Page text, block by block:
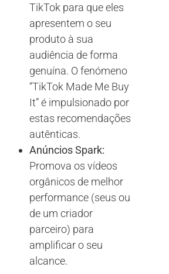
TikTok para que eles
apresentem o seu
produto à sua
audiência de forma
genuína. O fenómeno
“TikTok Made Me Buy
It” é impulsionado por
estas recomendações
autênticas.
Anúncios Spark:
Promova os vídeos
orgânicos de melhor
performance (seus ou
de um criador
parceiro) para
amplificar o seu
alcance.